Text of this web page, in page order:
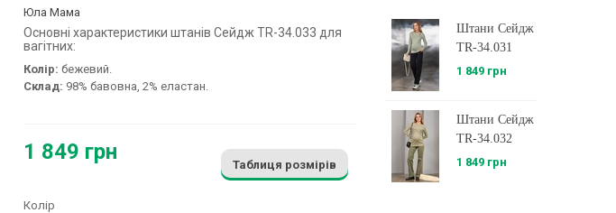
Юла Мама
Основні характеристики штанів Сейдж TR-34.033 для
вагітних:
Колір: бежевий.
Склад: 98% бавовна, 2% еластан.
1 849 грн
Таблиця розмірів
Колір
Штани Сейдж
TR-34.031
1 849 грн
Штани Сейдж
TR-34.032
1 849 грн